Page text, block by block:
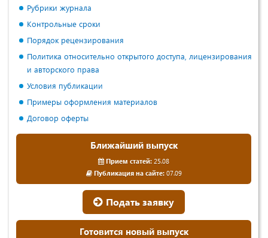
Рубрики журнала
Контрольные сроки
Порядок рецензирования
Политика относительно открытого доступа, лицензирования
и авторского права
Условия публикации
Примеры оформления материалов
Договор оферты
Ближайший выпуск
Прием статей: 25.08
Публикация на сайте:07.09
Подать заявку
Готовится новый выпуск